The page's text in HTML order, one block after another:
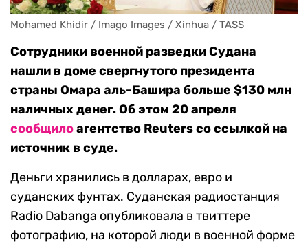
Mohamed Khidir / Imago Images / Xinhua / TASS
Сотрудники военной разведки Судана
нашли в доме свергнутого президента
страны Омара аль-Башира больше $130 млн
наличных денег. Об этом 20 апреля
сообщилоагентство Reuters со ссылкой на
источник в суде.
Деньги хранились в долларах, евро и
суданских фунтах. Суданская радиостанция
Radio Dabanga опубликовала в твиттере
фотографию, на которой люди в военной форме